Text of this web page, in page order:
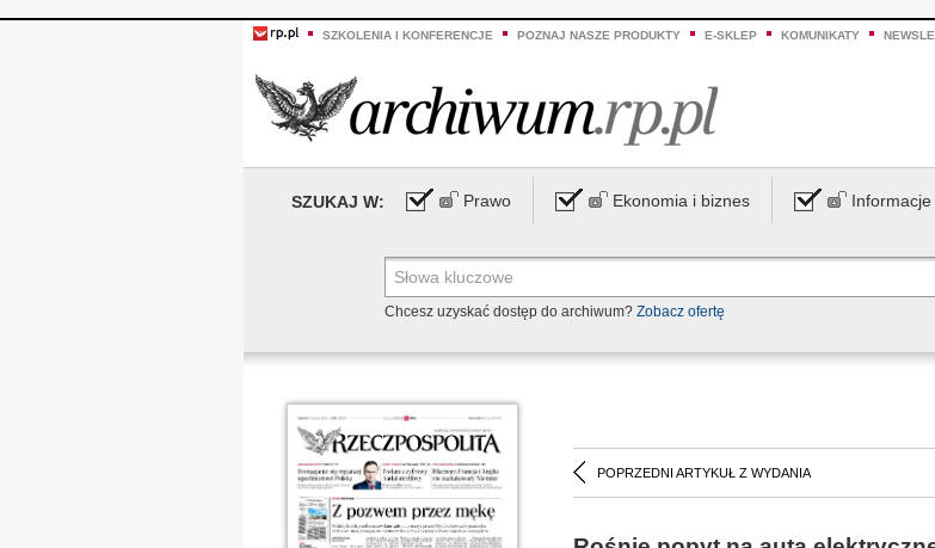
SZKOLENIA I KONFERENCJE POZNAJ NASZE PRODUKTY E-SKLEP KOMUNIKATY
SZUKAJ W: Prawo Ekonomia i biznes Informacje
Chcesz uzyskać dostęp do archiwum? Zobacz ofertę
POPRZEDNI ARTYKUŁ Z WYDANIA